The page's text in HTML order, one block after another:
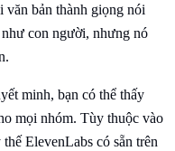
văn bản thành giọng nói
con người, nhưng nó
minh, bạn có thể thấy
mọi nhóm. Tùy thuộc vào
ElevenLabs có sẵn trên